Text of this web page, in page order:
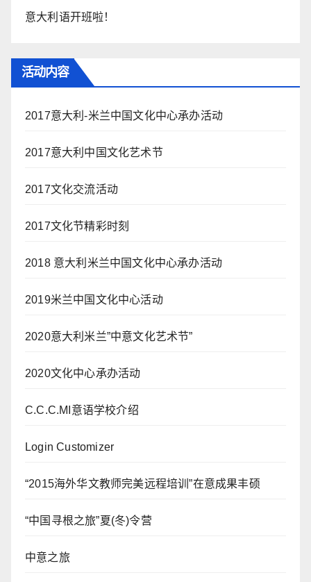
意大利语开班啦！
活动内容
2017意大利-米兰中国文化中心承办活动
2017意大利中国文化艺术节
2017文化交流活动
2017文化节精彩时刻
2018 意大利米兰中国文化中心承办活动
2019米兰中国文化中心活动
2020意大利米兰”中意文化艺术节”
2020文化中心承办活动
C.C.C.MI意语学校介绍
Login Customizer
“2015海外华文教师完美远程培训”在意成果丰硕
“中国寻根之旅”夏(冬)令营
中意之旅